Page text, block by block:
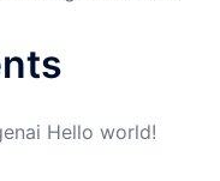
Hello world!